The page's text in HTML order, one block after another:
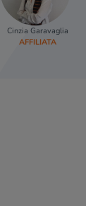
Cinzia Garavaglia
AFFILIATA